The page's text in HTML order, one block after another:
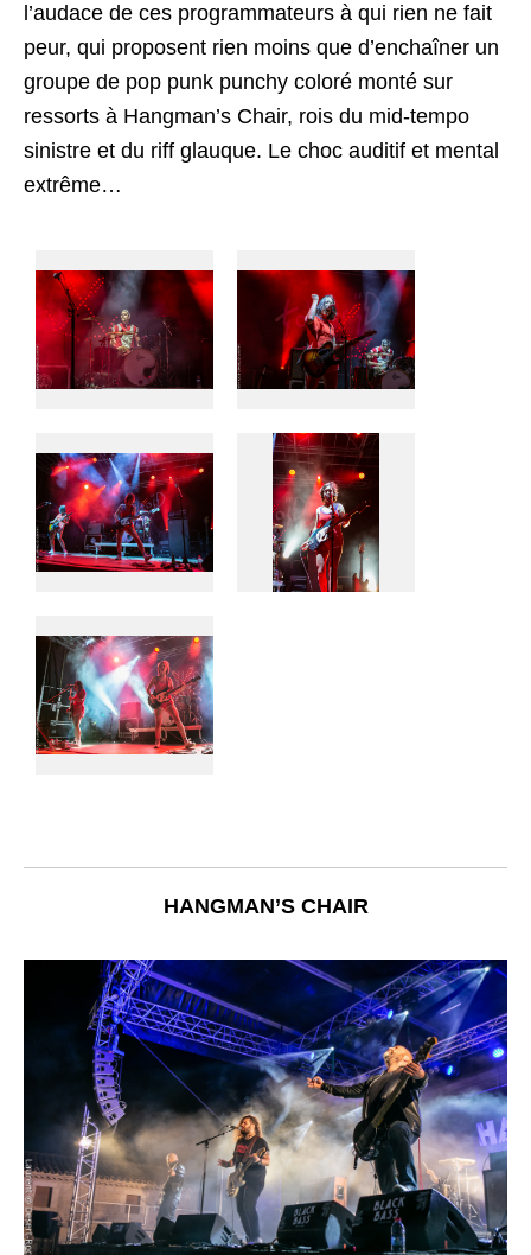
l’audace de ces programmateurs à qui rien ne fait
peur, qui proposent rien moins que d’enchaîner un
groupe de pop punk punchy coloré monté sur
ressorts à Hangman’s Chair, rois du mid-tempo
sinistre et du riff glauque. Le choc auditif et mental
extrême…
HANGMAN’S CHAIR